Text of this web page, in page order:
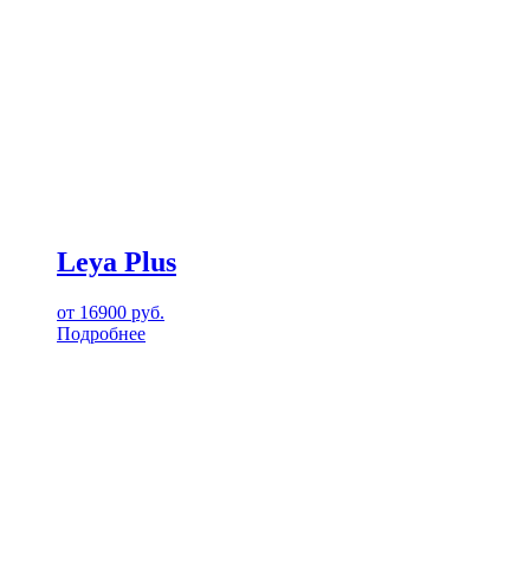
Leya Plus
от 16900 руб.
Подробнее